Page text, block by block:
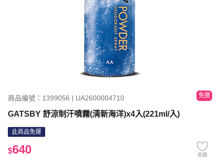
商品編號：1399056 | UA2600004710 免運
GATSBY 舒涼制汗噴霧(清新海洋)x4入(221ml/入)
此商品免運
$640 收藏